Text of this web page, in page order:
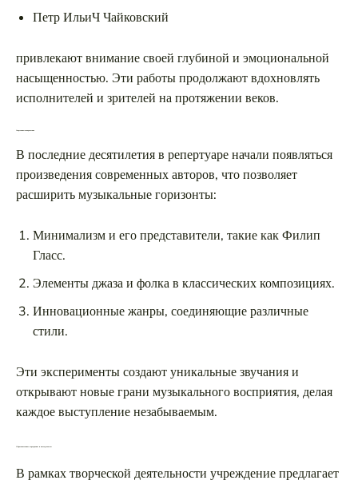
Петр ИльиЧ Чайковский
привлекают внимание своей глубиной и эмоциональной
насыщенностью. Эти работы продолжают вдохновлять
исполнителей и зрителей на протяжении веков.
Современные направления
В последние десятилетия в репертуаре начали появляться
произведения современных авторов, что позволяет
расширить музыкальные горизонты:
Минимализм и его представители, такие как Филип
Гласс.
Элементы джаза и фолка в классических композициях.
Инновационные жанры, соединяющие различные
стили.
Эти эксперименты создают уникальные звучания и
открывают новые грани музыкального восприятия, делая
каждое выступление незабываемым.
Образовательные программы и мастер-классы
В рамках творческой деятельности учреждение предлагает